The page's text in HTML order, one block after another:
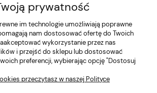
prywatność
im technologie umożliwiają poprawne
nam dostosować ofertę do Twoich
wykorzystanie przez nas
i przejść do sklepu lub dostosować
preferencji, wybierając opcję "Dostosuj
przeczytasz w naszej Polityce